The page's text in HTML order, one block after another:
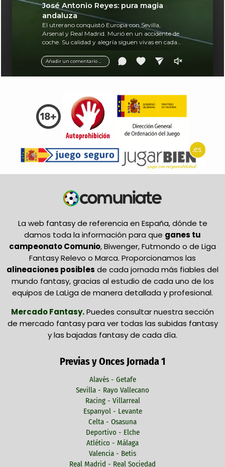
Añadir un comentario ...
José Antonio Reyes: pura magia
andaluza
El utrerano conquistó Europa con Sevilla,
Arsenal y Real Madrid. Murió en un accidente de
coche. Su calidad y alegría siguen vivas en cada
La web fantasy de referencia en España, dónde te
damos toda la información para que ganes tu
campeonato Comunio, Biwenger, Futmondo o de Liga
Fantasy Relevo o Marca. Proporcionamos las
alineaciones posibles de cada jornada más fiables del
mundo fantasy, gracias al estudio de cada uno de los
equipos de LaLiga de manera detallada y profesional.
Mercado Fantasy.Puedes consultar nuestra sección
de mercado fantasy para ver todas las subidas fantasy
y las bajadas fantasy de cada día.
Previas y Onces Jornada 1
Alavés - Getafe
Sevilla - Rayo Vallecano
Racing - Villarreal
Espanyol - Levante
Celta - Osasuna
Deportivo - Elche
Atlético - Málaga
Valencia - Betis
Real Madrid - Real Sociedad